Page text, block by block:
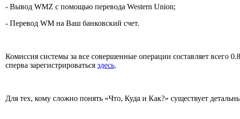
- Вывод WMZ с помощью перевода Western Union;
- Перевод WM на Ваш банковский счет.
Комиссия системы за все совершенные операции составляет всего
сперва зарегистрироваться здесь.
Для тех, кому сложно понять «Что, Куда и Как?» существует